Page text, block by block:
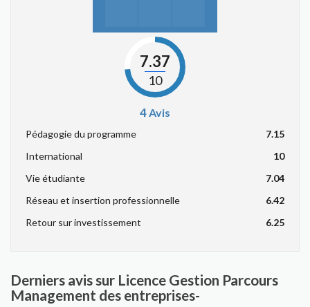
7.37
10
4Avis
Pédagogie du programme
7.15
International
10
Vie étudiante
7.04
Réseau et insertion professionnelle
6.42
Retour sur investissement
6.25
Derniers avis sur Licence Gestion Parcours
Management des entreprises-